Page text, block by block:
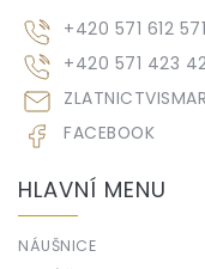
+420 571 612 571
+420 571 423
FACEBOOK
HLAVNÍ MENU
NÁUŠNICE